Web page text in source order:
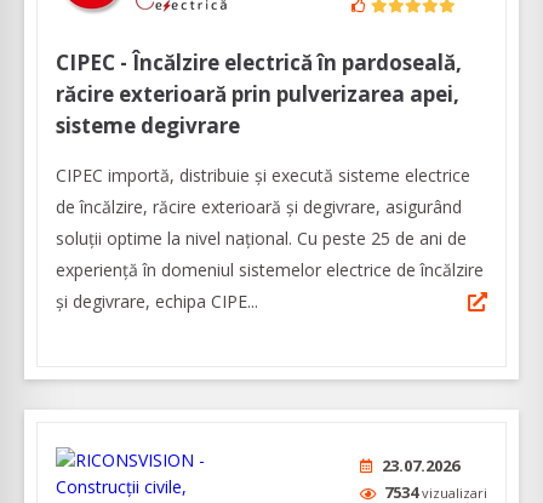
CIPEC - Încălzire electrică în pardoseală,
răcire exterioară prin pulverizarea apei,
sisteme degivrare
CIPEC importă, distribuie și execută sisteme electrice
de încălzire, răcire exterioară și degivrare, asigurând
soluții optime la nivel național. Cu peste 25 de ani de
experiență în domeniul sistemelor electrice de încălzire
și degivrare, echipa CIPE...
23.07.2026
7534vizualizari